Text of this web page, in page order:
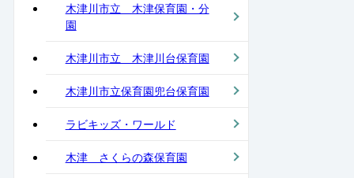
木津川市立 木津保育園・分
園
木津川市立 木津川台保育園
木津川市立保育園兜台保育園
ラビキッズ・ワールド
木津 さくらの森保育園